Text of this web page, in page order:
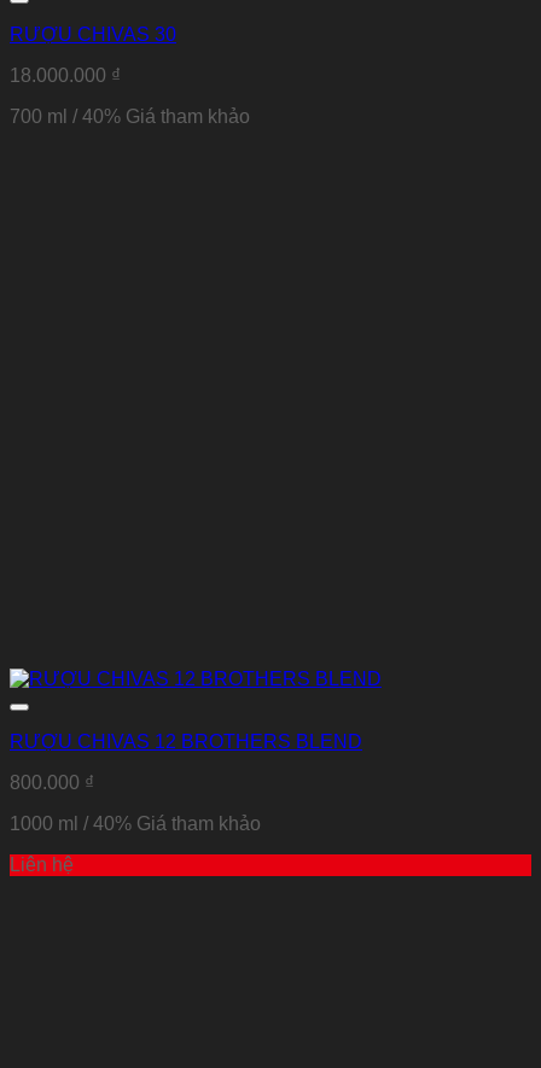
RƯỢU CHIVAS 30
18.000.000 ₫
700 ml / 40% Giá tham khảo
Thêm vào Yêu thích
RƯỢU CHIVAS 12 BROTHERS BLEND
800.000 ₫
1000 ml / 40% Giá tham khảo
Liên hệ